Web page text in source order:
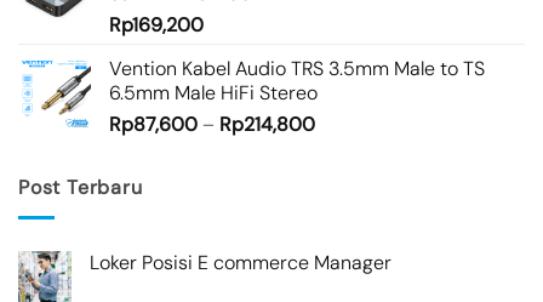
Rp169,200
Vention Kabel Audio TRS 3.5mm Male to TS
6.5mm Male HiFi Stereo
Rp87,600– Rp214,800
Post Terbaru
Loker Posisi E commerce Manager